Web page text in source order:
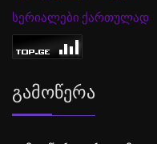
სერიალები ქართულად
Გამოწერა